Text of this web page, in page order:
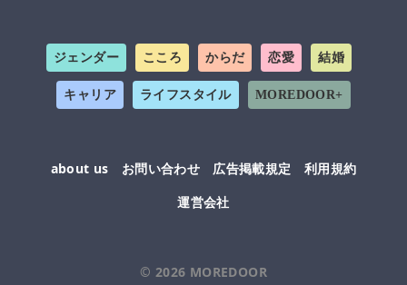
ジェンダー こころ からだ 恋愛 結婚
キャリア ライフスタイル MOREDOOR+
about us お問い合わせ 広告掲載規定
利用規約
運営会社
© 2026 MOREDOOR